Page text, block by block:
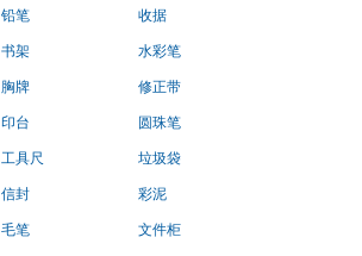
铅笔 收据
书架 水彩笔
胸牌 修正带
印台 圆珠笔
工具尺 垃圾袋
信封 彩泥
毛笔 文件柜